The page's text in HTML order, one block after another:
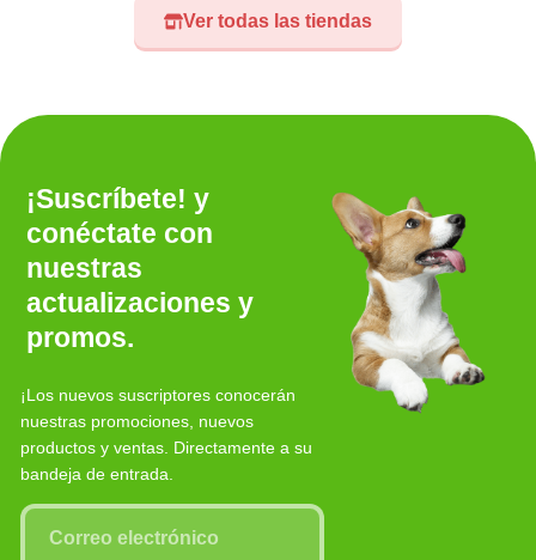
Ver todas las tiendas
¡Suscríbete! y
conéctate con
nuestras
actualizaciones y
promos.
¡Los nuevos suscriptores conocerán
nuestras promociones, nuevos
productos y ventas. Directamente a su
bandeja de entrada.